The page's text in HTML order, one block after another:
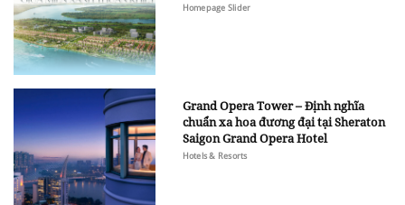
Homepage Slider
Grand Opera Tower – Định nghĩa
chuẩn xa hoa đương đại tại Sheraton
Saigon Grand Opera Hotel
Hotels & Resorts